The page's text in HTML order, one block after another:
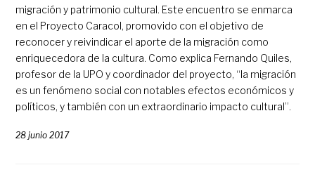
migración y patrimonio cultural. Este encuentro se enmarca
en el Proyecto Caracol, promovido con el objetivo de
reconocer y reivindicar el aporte de la migración como
enriquecedora de la cultura. Como explica Fernando Quiles,
profesor de la UPO y coordinador del proyecto, “la migración
es un fenómeno social con notables efectos económicos y
políticos, y también con un extraordinario impacto cultural”.
28 junio 2017